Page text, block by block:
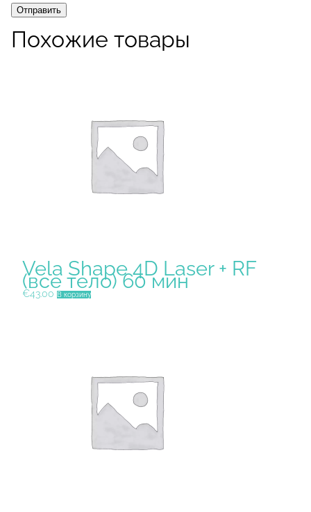
Похожие товары
Vela Shape 4D Laser + RF
(все тело) 60 мин
€43.00 В корзину